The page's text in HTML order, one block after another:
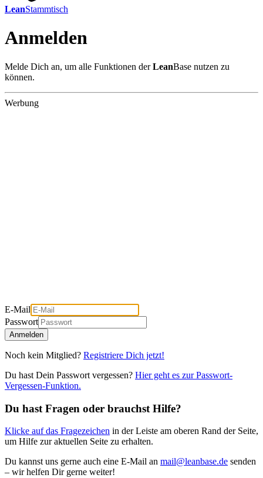
LeanStammtisch
Anmelden
Melde Dich an, um alle Funktionen derLeanBase nutzen zu
können.
Werbung
E-Mail
Passwort
Anmelden
Noch kein Mitglied? Registriere Dich jetzt!
Du hast Dein Passwort vergessen? Hier geht es zur Passwort-
Vergessen-Funktion.
Du hast Fragen oder brauchst Hilfe?
Klicke auf das Fragezeichen in der Leiste am oberen Rand der Seite,
um Hilfe zur aktuellen Seite zu erhalten.
Du kannst uns gerne auch eine E-Mail an mail@leanbase.de senden
– wir helfen Dir gerne weiter!